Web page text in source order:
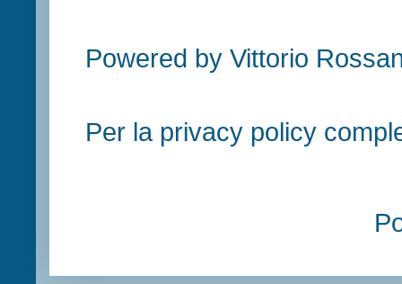
Powered by Vittorio
Per la privacy policy